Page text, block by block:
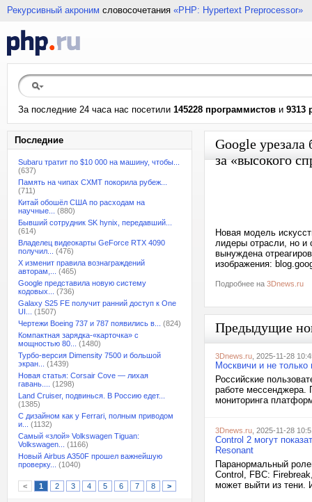
Рекурсивный акроним словосочетания «PHP: Hypertext Preprocessor»
За последние 24 часа нас посетили 145228 программистов и 9313
Последние
Subaru тратит по $10 000 на машину, чтобы...
(637)
Память на чипах CXMT покорила рубеж...
(711)
Китай обошёл США по расходам на
научные...
(880)
Бывший сотрудник SK hynix, передавший...
(614)
Владелец видеокарты GeForce RTX 4090
получил...
(476)
X изменит правила вознаграждений
авторам,...
(465)
Google представила новую систему
кодовых...
(736)
Galaxy S25 FE получит ранний доступ к One
UI...
(1507)
Чертежи Boeing 737 и 787 появились в...
(824)
Компактная зарядка-«карточка» с
мощностью 80...
(1480)
Турбо-версия Dimensity 7500 и большой
экран...
(1439)
Новая статья: Corsair Cove — лихая
гавань....
(1298)
Land Cruiser, подвинься. В Россию едет...
(1385)
С дизайном как у Ferrari, полным приводом
и...
(1132)
Самый «злой» Volkswagen Tiguan:
Volkswagen...
(1166)
Новый Airbus A350F прошел важнейшую
проверку...
(1040)
< 1 2 3 4 5 6 7 8 >
Google
за «высокого
Новая модель
лидеры отрасли, но и
вынуждена
изображения:
Подробнее на 3Dnews.ru
Предыдущие
3Dnews.ru , 2025-11-28
Москвичи и не
Российские
работе мессенджера.
мониторинга
3Dnews.ru , 2025-11-28
Control 2 могут
Resonant
Паранормальный
Control, FBC:
может выйти из тени.